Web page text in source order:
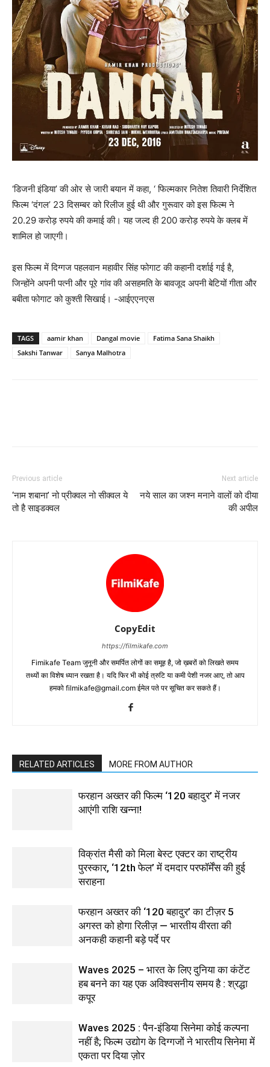
‘डिजनी इंडिया’ की ओर से जारी बयान में कहा, ‘ फिल्‍मकार नितेश तिवारी निर्देशित
फिल्म ‘दंगल’ 23 दिसम्बर को रिलीज हुई थी और गुरूवार को इस फिल्म ने
20.29 करोड़ रुपये की कमाई की। यह जल्द ही 200 करोड़ रुपये के क्लब में
शामिल हो जाएगी।
इस फिल्म में दिग्गज पहलवान महावीर सिंह फोगाट की कहानी दर्शाई गई है,
जिन्होंने अपनी पत्नी और पूरे गांव की असहमति के बावजूद अपनी बेटियों गीता और
बबीता फोगाट को कुश्ती सिखाई। -आईएएनएस
TAGS aamir khan Dangal movie
Fatima Sana Shaikh
Sakshi Tanwar
Sanya Malhotra
Previous article
‘नाम शबाना’ नो प्रीक्‍वल नो सीक्‍वल ये
तो है साइडक्‍वल
Next article
नये साल का जश्‍न मनाने वालों को दीया
की अपील
CopyEdit
https://filmikafe.com
Fimikafe Team जुनूनी और समर्पित लोगों का समूह है, जो ख़बरों को लिखते समय
तथ्‍यों का विशेष ध्‍यान रखता है। यदि फिर भी कोई त्रुटि या कमी पेशी नजर आए, तो आप
हमको filmikafe@gmail.com ईमेल पते पर सूचित कर सकते हैं।
RELATED ARTICLES MORE FROM AUTHOR
फरहान अख्तर की फिल्म ‘120 बहादुर’ में नजर
आएंगी राशि खन्ना!
विक्रांत मैसी को मिला बेस्ट एक्टर का राष्ट्रीय
पुरस्कार, ‘12th फेल’ में दमदार परफॉर्मेंस की हुई
सराहना
फरहान अख्तर की ‘120 बहादुर’ का टीज़र 5
अगस्त को होगा रिलीज़ — भारतीय वीरता की
अनकही कहानी बड़े पर्दे पर
Waves 2025 – भारत के लिए दुनिया का कंटेंट
हब बनने का यह एक अविश्वसनीय समय है : श्रद्धा
कपूर
Waves 2025 : पैन-इंडिया सिनेमा कोई कल्पना
नहीं है; फिल्म उद्योग के दिग्गजों ने भारतीय सिनेमा में
एकता पर दिया ज़ोर